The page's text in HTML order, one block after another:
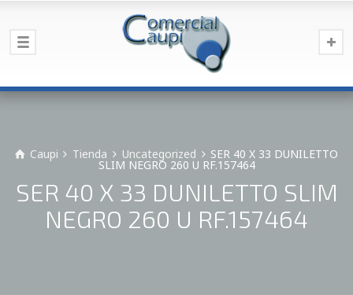
Caupi Tienda Uncategorized SER 40 X 33 DUNILETTO
SLIM NEGRO 260 U RF.157464
SER 40 X 33 DUNILETTO SLIM
NEGRO 260 U RF.157464